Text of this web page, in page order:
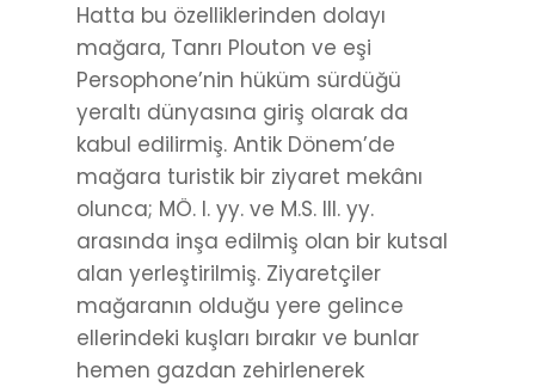
Hatta bu özelliklerinden dolayı
mağara, Tanrı Plouton ve eşi
Persophone’nin hüküm sürdüğü
yeraltı dünyasına giriş olarak da
kabul edilirmiş. Antik Dönem’de
mağara turistik bir ziyaret mekânı
olunca; MÖ. I. yy. ve M.S. III. yy.
arasında inşa edilmiş olan bir kutsal
alan yerleştirilmiş. Ziyaretçiler
mağaranın olduğu yere gelince
ellerindeki kuşları bırakır ve bunlar
hemen gazdan zehirlenerek